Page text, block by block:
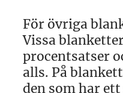
För övriga
Vissa
procentsatser
alls. På
den som har